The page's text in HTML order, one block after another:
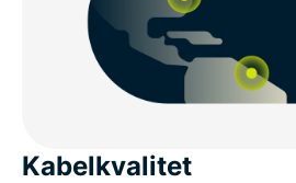
Kabelkvalitet